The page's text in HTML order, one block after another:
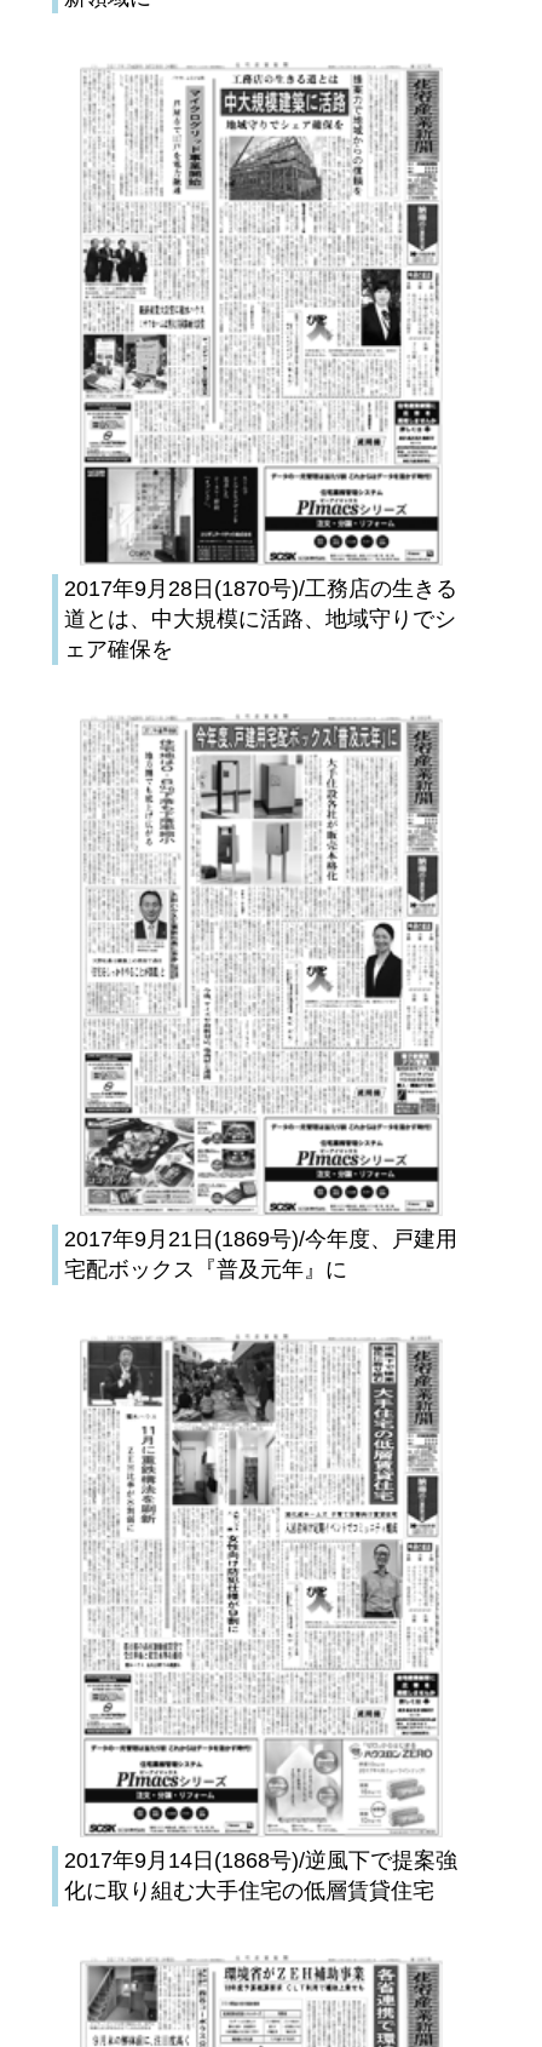
2017年9月28日(1870号)/工務店の生きる
道とは、中大規模に活路、地域守りでシ
ェア確保を
2017年9月21日(1869号)/今年度、戸建用
宅配ボックス『普及元年』に
2017年9月14日(1868号)/逆風下で提案強
化に取り組む大手住宅の低層賃貸住宅